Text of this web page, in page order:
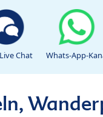
Chat Whats-App-